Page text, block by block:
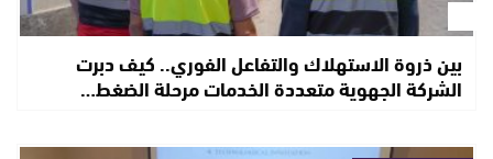
بين ذروة الاستهلاك والتفاعل الفوري.. كيف دبرت
الشركة الجهوية متعددة الخدمات مرحلة الضغط…